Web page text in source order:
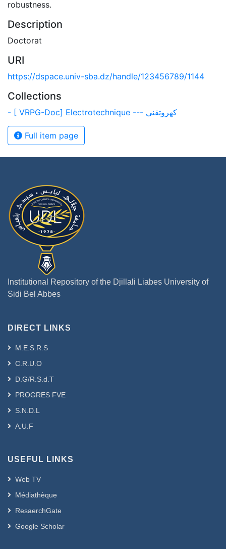
robustness.
Description
Doctorat
URI
https://dspace.univ-sba.dz/handle/123456789/1144
Collections
- [ VRPG-Doc] Electrotechnique --- كهروتقني
Full item page
Institutional Repository of the Djillali Liabes University of
Sidi Bel Abbes
DIRECT LINKS
M.E.S.R.S
C.R.U.O
D.G/R.S.d.T
PROGRES FVE
S.N.D.L
A.U.F
USEFUL LINKS
Web TV
Médiathèque
ResaerchGate
Google Scholar